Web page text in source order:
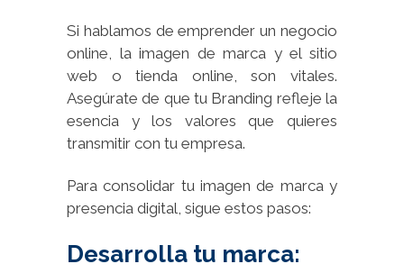
Si hablamos de emprender un negocio
online, la imagen de marca y el sitio
web o tienda online, son vitales.
Asegúrate de que tu Branding refleje la
esencia y los valores que quieres
transmitir con tu empresa.
Para consolidar tu imagen de marca y
presencia digital, sigue estos pasos:
Desarrolla tu marca: